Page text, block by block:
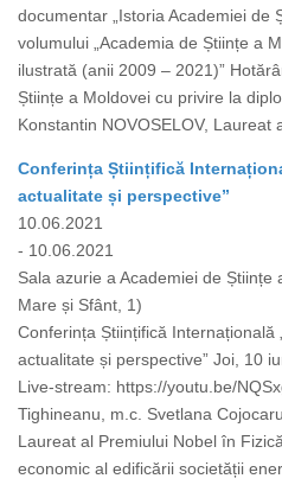
documentar „Istoria Academiei de
volumului „Academia de Științe a
ilustrată (anii 2009 – 2021)”
Științe a Moldovei cu privire la
Konstantin NOVOSELOV, Laureat
Conferința Științifică
actualitate și perspective”
10.06.2021
- 10.06.2021
Sala azurie a Academiei de Științe
Mare și Sfânt, 1)
Conferința Științifică Internațională
actualitate și perspective” Joi, 10
Live-stream: https://youtu.be/
Tighineanu, m.c. Svetlana
Laureat al Premiului Nobel în
economic al edificării societății